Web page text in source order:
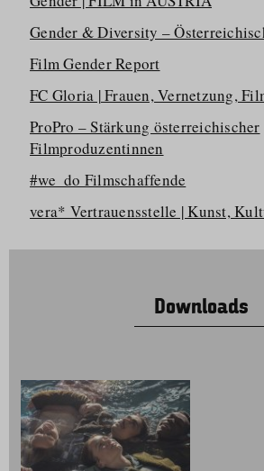
Gender & Diversity –
Film Gender Report
FC Gloria | Frauen, Vernetzung,
ProPro – Stärkung österreichischer
Filmproduzentinnen
#we_do Filmschaffende
vera* Vertrauensstelle | Kunst,
Downloads